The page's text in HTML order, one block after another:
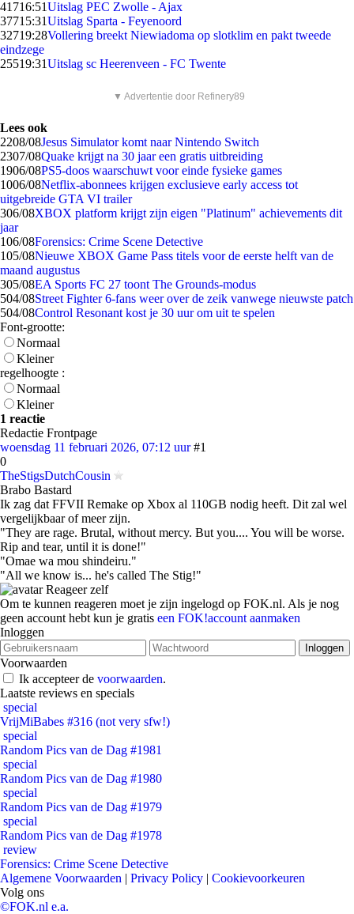
41716:51Uitslag PEC Zwolle - Ajax
37715:31Uitslag Sparta - Feyenoord
32719:28Vollering breekt Niewiadoma op slotklim en pakt tweede
eindzege
25519:31Uitslag sc Heerenveen - FC Twente
▼ Advertentie door Refinery89
Lees ook
2208/08Jesus Simulator komt naar Nintendo Switch
2307/08Quake krijgt na 30 jaar een gratis uitbreiding
1906/08PS5-doos waarschuwt voor einde fysieke games
1006/08Netflix-abonnees krijgen exclusieve early access tot
uitgebreide GTA VI trailer
306/08XBOX platform krijgt zijn eigen "Platinum" achievements dit
jaar
106/08Forensics: Crime Scene Detective
105/08Nieuwe XBOX Game Pass titels voor de eerste helft van de
maand augustus
305/08EA Sports FC 27 toont The Grounds-modus
504/08Street Fighter 6-fans weer over de zeik vanwege nieuwste patch
504/08Control Resonant kost je 30 uur om uit te spelen
Font-grootte:
Normaal
Kleiner
regelhoogte :
Normaal
Kleiner
1 reactie
Redactie Frontpage
woensdag 11 februari 2026, 07:12 uur #1
0
TheStigsDutchCousin
Brabo Bastard
Ik zag dat FFVII Remake op Xbox al 110GB nodig heeft. Dit zal wel
vergelijkbaar of meer zijn.
"They are rage. Brutal, without mercy. But you.... You will be worse.
Rip and tear, until it is done!"
"Omae wa mou shindeiru."
"All we know is... he's called The Stig!"
Reageer zelf
Om te kunnen reageren moet je zijn ingelogd op FOK.nl. Als je nog
geen account hebt kun je gratis een FOK!account aanmaken
Inloggen
Voorwaarden
Ik accepteer de voorwaarden.
Laatste reviews en specials
special
VrijMiBabes #316 (not very sfw!)
special
Random Pics van de Dag #1981
special
Random Pics van de Dag #1980
special
Random Pics van de Dag #1979
special
Random Pics van de Dag #1978
review
Forensics: Crime Scene Detective
Algemene Voorwaarden | Privacy Policy | Cookievoorkeuren
Volg ons
©FOK.nl e.a.